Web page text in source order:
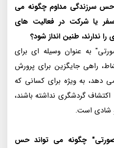
سرزندگی مداوم چگونه می
یا شرکت در فعالیت های
ندارند، طنین انداز شود؟
به عنوان وسیله ای برای
راهی جایگزین برای پرورش
دهد، به ویژه برای کسانی که
گردشگری نداشته باشند،
شادی است.
چگونه می تواند حس